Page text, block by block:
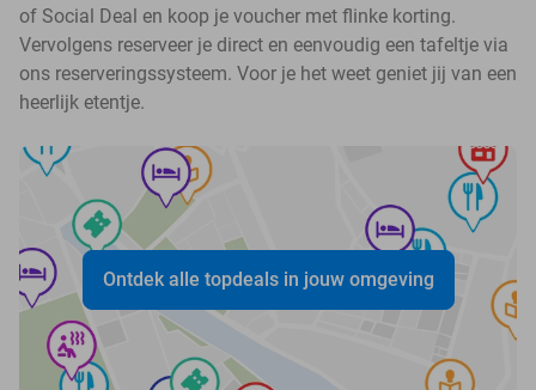
of Social Deal en koop je voucher met flinke korting.
Vervolgens reserveer je direct en eenvoudig een tafeltje via
ons reserveringssysteem. Voor je het weet geniet jij van een
heerlijk etentje.
Ontdek alle topdeals in jouw omgeving